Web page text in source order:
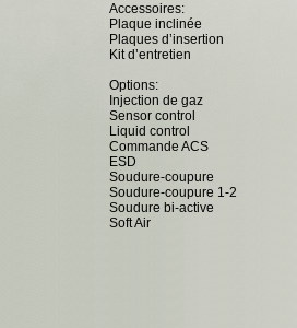
Accessoires:
Plaque inclinée
Plaques d’insertion
Kit d’entretien
Options:
Injection de gaz
Sensor control
Liquid control
Commande ACS
ESD
Soudure-coupure
Soudure-coupure 1-2
Soudure bi-active
Soft Air